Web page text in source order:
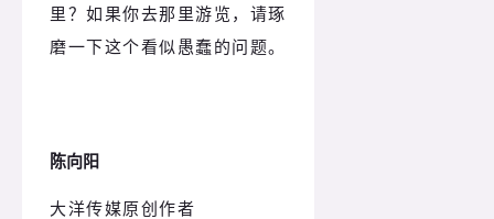
里？如果你去那里游览，请琢
磨一下这个看似愚蠢的问题。
陈向阳
大洋传媒原创作者